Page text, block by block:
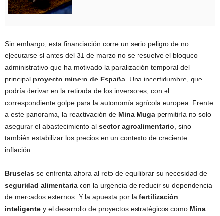
Sin embargo, esta financiación corre un serio peligro de no
ejecutarse si antes del 31 de marzo no se resuelve el bloqueo
administrativo que ha motivado la paralización temporal del
principal proyecto minero de España . Una incertidumbre, que
podría derivar en la retirada de los inversores, con el
correspondiente golpe para la autonomía agrícola europea. Frente
a este panorama, la reactivación de Mina Muga permitiría no solo
asegurar el abastecimiento al sector agroalimentario , sino
también estabilizar los precios en un contexto de creciente
inflación.
Bruselas se enfrenta ahora al reto de equilibrar su necesidad de
seguridad alimentaria con la urgencia de reducir su dependencia
de mercados externos. Y la apuesta por la fertilización
inteligente y el desarrollo de proyectos estratégicos como Mina